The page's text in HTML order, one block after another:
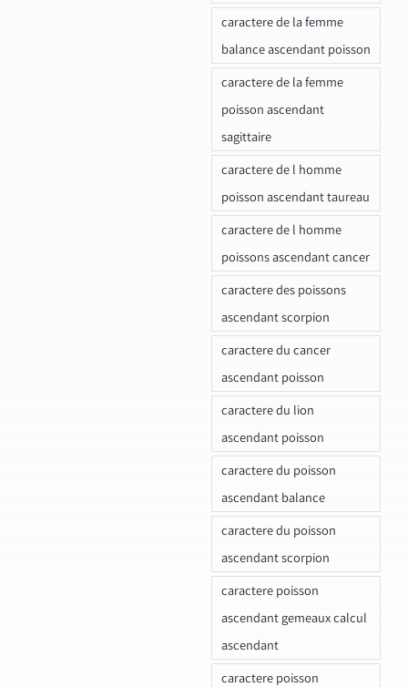
caractere de la femme
balance ascendant poisson
caractere de la femme
poisson ascendant
sagittaire
caractere de l homme
poisson ascendant taureau
caractere de l homme
poissons ascendant cancer
caractere des poissons
ascendant scorpion
caractere du cancer
ascendant poisson
caractere du lion
ascendant poisson
caractere du poisson
ascendant balance
caractere du poisson
ascendant scorpion
caractere poisson
ascendant gemeaux calcul
ascendant
caractere poisson